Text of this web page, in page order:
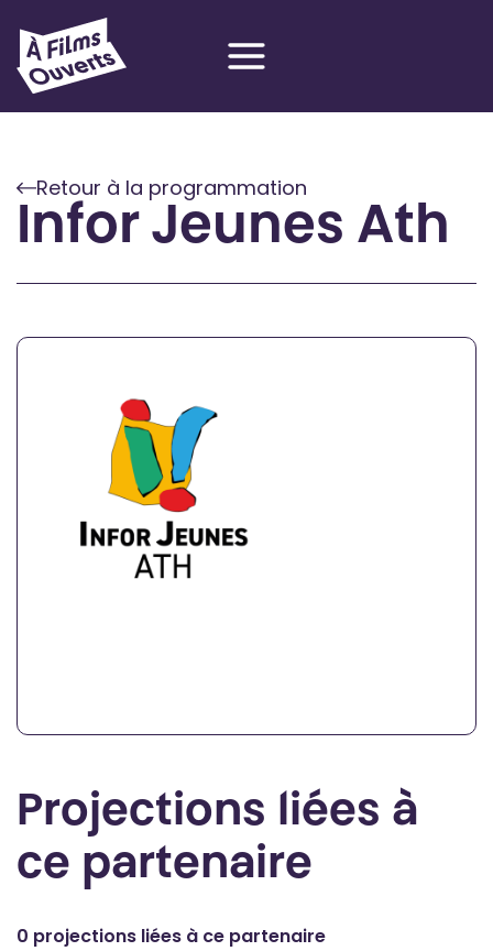
contenu
Retour à la programmation
Infor Jeunes Ath
Projections liées à
ce partenaire
0 projections liées à ce partenaire